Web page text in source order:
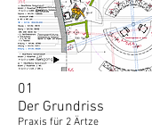
01
Der Grundriss
Praxis für 2 Ärtze